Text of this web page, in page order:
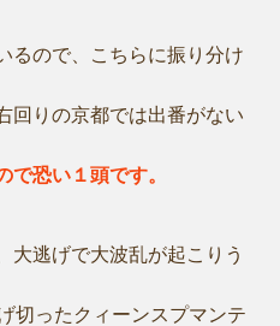
るので、こちらに振り分け
回りの京都では出番がない
で恐い１頭です。
大逃げで大波乱が起こりう
切ったクィーンスプマンテ